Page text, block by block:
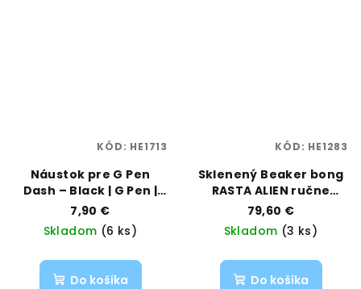
Náustok pre G Pen
Dash – Black | G Pen |
Vaporama
7,90 €
Skladom (6 ks)
Do košíka
KÓD: HE1713
Sklenený Beaker bong
RASTA ALIEN ručne
maľovaný – 33 cm |
Vaporama
79,60 €
Skladom (3 ks)
Do košíka
KÓD: HE1283